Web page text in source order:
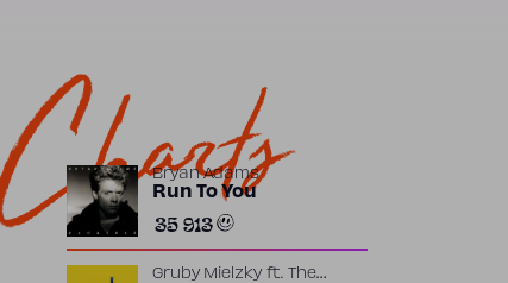
Charts
Bryan Adams
Run To You
35 913
Gruby Mielzkyft.
The